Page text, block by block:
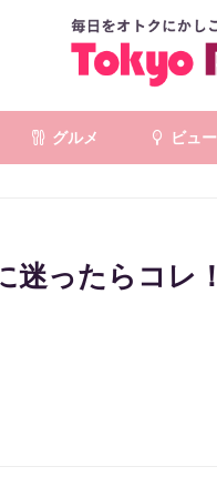
グルメ ビュ
迷ったらコレ